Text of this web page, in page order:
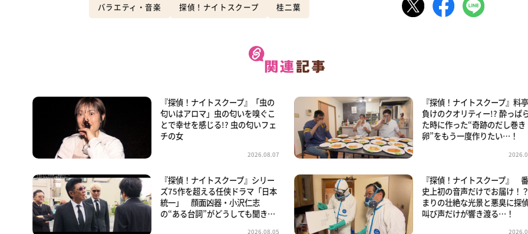
バラエティ・音楽 探偵！ナイトスクープ 桂二葉
『探偵！ナイトスクープ』「虫の
匂いはアロマ」虫の匂いを嗅ぐこ
とで幸せを感じる!? 虫の匂いフェ
チの女
2026.08.07
『探偵！ナイトスクープ』料
負けのクオリティー!? 酔っぱ
た時に作った“奇跡のだし巻き
卵”をもう一度作りたい…！
『探偵！ナイトスクープ』シリー
ズ75作を超える任侠ドラマ「日本
統一」 顔面凶器・小沢仁志
の“ある台詞”がどうしても聞き…
2026.08.05
『探偵！ナイトスクープ』
史上初の音声だけでお届け！
まりの壮絶な光景と悪臭に探
叫び声だけが響き渡る…！